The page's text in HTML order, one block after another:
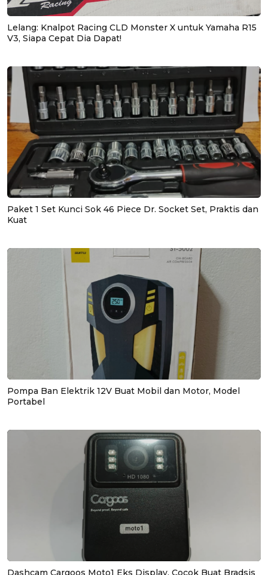
Lelang: Knalpot Racing CLD Monster X untuk Yamaha R15
V3, Siapa Cepat Dia Dapat!
Paket 1 Set Kunci Sok 46 Piece Dr. Socket Set, Praktis dan
Kuat
Pompa Ban Elektrik 12V Buat Mobil dan Motor, Model
Portabel
Dashcam Cargoos Moto1 Eks Display, Cocok Buat Bradsis